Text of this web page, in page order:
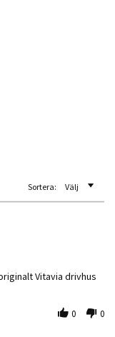
Sortera: Välj
Vitavia drivhus
0 0